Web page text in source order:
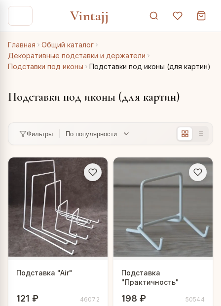
Vintajj
Главная
Общий каталог
Декоративные подставки и держатели
Подставки под иконы
Подставки под иконы (для картин)
Подставки под иконы (для картин)
Фильтры
Подставка "Air"
121 ₽ 46072
Подставка
"Практичность"
198 ₽ 50544